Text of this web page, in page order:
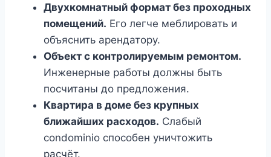
Двухкомнатный формат без проходных
помещений. Его легче меблировать и
объяснить арендатору.
Объект с контролируемым ремонтом.
Инженерные работы должны быть
посчитаны до предложения.
Квартира в доме без крупных
ближайших расходов. Слабый
condominio способен уничтожить
расчёт.